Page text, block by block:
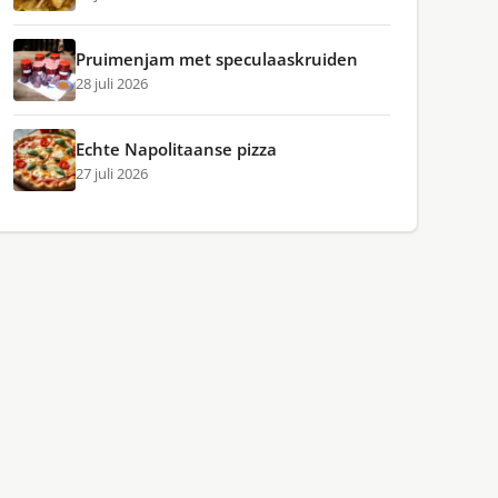
Pruimenjam met speculaaskruiden
28 juli 2026
Echte Napolitaanse pizza
27 juli 2026